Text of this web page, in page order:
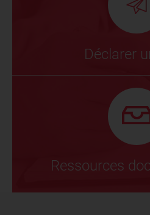
Déclarer
Ressources